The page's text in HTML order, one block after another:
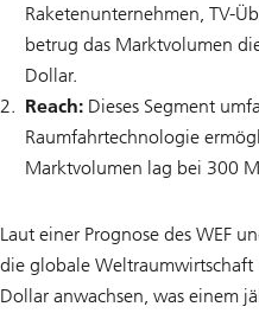
Raketenunternehmen, TV-
betrug das Marktvolumen
Dollar.
Reach: Dieses Segment
Raumfahrtechnologie
Marktvolumen lag bei 300
Laut einer Prognose des WEF
die globale
Dollar anwachsen, was einem